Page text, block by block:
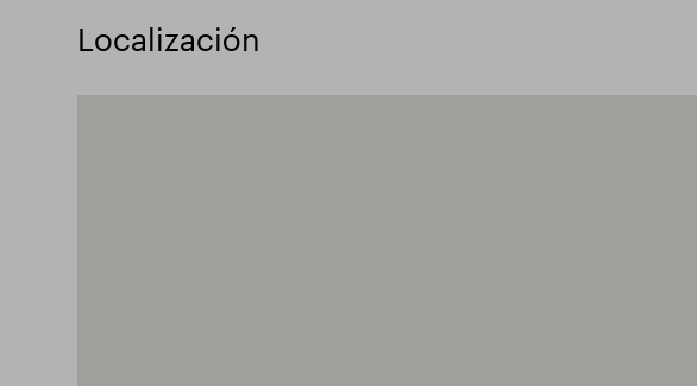
Localización